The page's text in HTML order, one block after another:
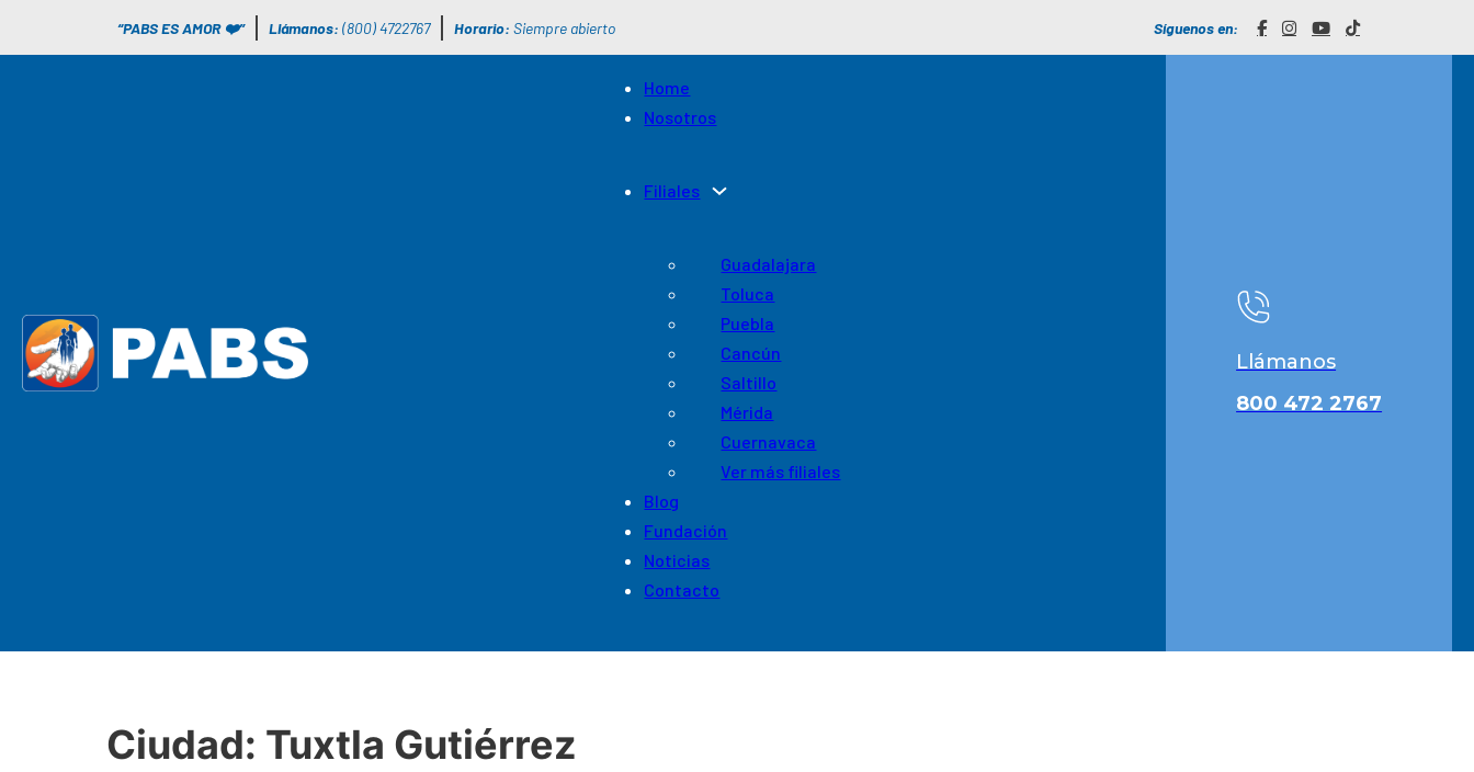
“PABS ES AMOR ❤️” Llámanos: (800) 4722767 Horario: Siempre abierto Síguenos en:
Home
Nosotros
Filiales
Guadalajara
Toluca
Puebla
Cancún
Saltillo
Mérida
Cuernavaca
Ver más filiales
Blog
Fundación
Noticias
Contacto
Llámanos
800 472 2767
Ciudad: Tuxtla Gutiérrez